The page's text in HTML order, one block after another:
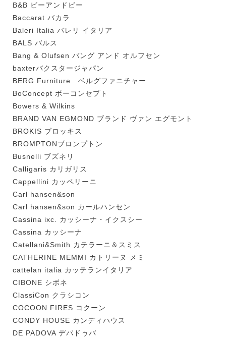
B&B ビーアンドビー
Baccarat バカラ
Baleri Italia バレリ イタリア
BALS バルス
Bang & Olufsen バング アンド オルフセン
baxterバクスタージャパン
BERG Furniture ベルグファニチャー
BoConcept ボーコンセプト
Bowers & Wilkins
BRAND VAN EGMOND ブランド ヴァン エグモント
BROKIS ブロッキス
BROMPTONブロンプトン
Busnelli ブズネリ
Calligaris カリガリス
Cappellini カッペリーニ
Carl hansen&son
Carl hansen&son カールハンセン
Cassina ixc. カッシーナ・イクスシー
Cassina カッシーナ
Catellani&Smith カテラーニ＆スミス
CATHERINE MEMMI カトリーヌ メミ
cattelan italia カッテランイタリア
CIBONE シボネ
ClassiCon クラシコン
COCOON FIRES コクーン
CONDY HOUSE カンディハウス
DE PADOVA デパドゥバ